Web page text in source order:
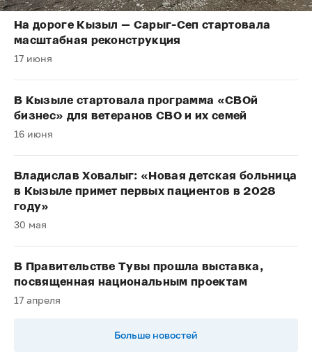
На дороге Кызыл — Сарыг-Сеп стартовала
масштабная реконструкция
17 июня
В Кызыле стартовала программа «СВОй
бизнес» для ветеранов СВО и их семей
16 июня
Владислав Ховалыг: «Новая детская больница
в Кызыле примет первых пациентов в 2028
году»
30 мая
В Правительстве Тувы прошла выставка,
посвященная национальным проектам
17 апреля
Больше новостей